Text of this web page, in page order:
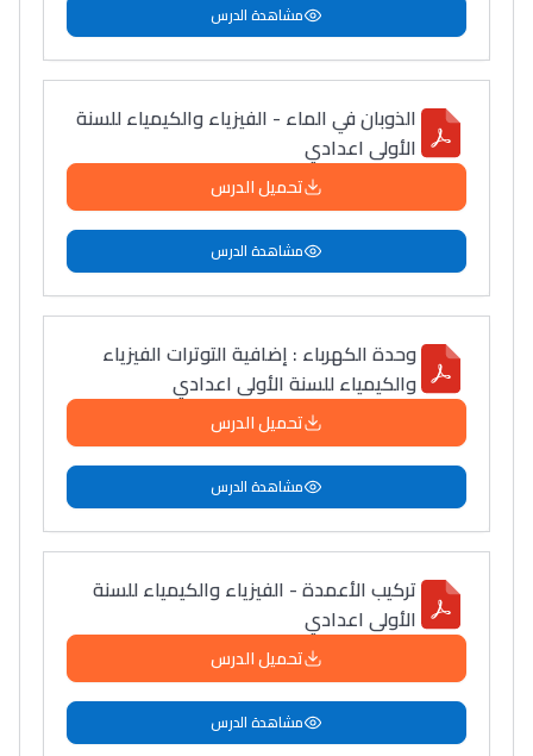
مشاهدة الدرس
الذوبان في الماء - الفيزياء والكيمياء للسنة
الأولى اعدادي
تحميل الدرس
مشاهدة الدرس
وحدة الكهرباء : إضافية التوترات الفيزياء
والكيمياء للسنة الأولى اعدادي
تحميل الدرس
مشاهدة الدرس
تركيب الأعمدة - الفيزياء والكيمياء للسنة
الأولى اعدادي
تحميل الدرس
مشاهدة الدرس